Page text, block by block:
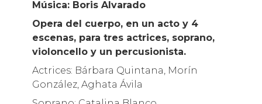
Música: Boris Alvarado
Opera del cuerpo, en un acto y 4
escenas, para tres actrices, soprano,
violoncello y un percusionista.
Actrices: Bárbara Quintana, Morín
González, Aghata Ávila